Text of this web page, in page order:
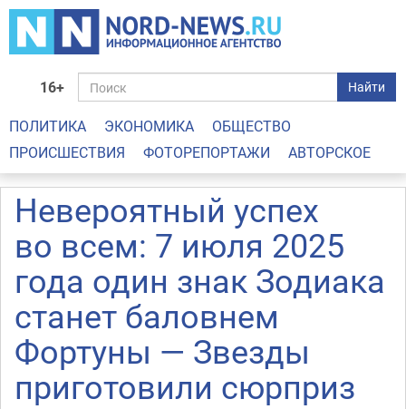
16+ Найти
ПОЛИТИКА ЭКОНОМИКА
ОБЩЕСТВО
ПРОИСШЕСТВИЯ
ФОТОРЕПОРТАЖИ АВТОРСКОЕ
Невероятный успех
во всем: 7 июля 2025
года один знак Зодиака
станет баловнем
Фортуны — Звезды
приготовили сюрприз